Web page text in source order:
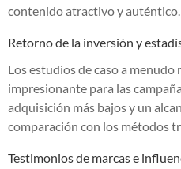
contenido atractivo y auténtico.
Retorno de la inversión y
Los estudios de caso a menudo
impresionante para las
adquisición más bajos y un
comparación con los métodos
Testimonios de marcas e